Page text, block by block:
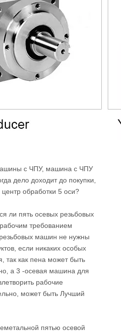
с ЧПУ, машина с ЧПУ
дело доходит до покупки,
обработки 5 оси?
ли пять осевых резьбовых
требованием
машин не нужны
если никаких особых
так как пена может быть
а 3 -осевая машина для
рабочие
может быть Лучший
пятью осевой